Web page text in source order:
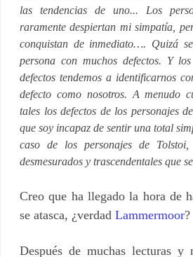
las tendencias de uno... Los
raramente despiertan mi simpatía,
conquistan de inmediato…. Quizá
persona con muchos defectos. Y
defectos tendemos a identificarnos
defecto como nosotros. A menudo
tales los defectos de los personajes
que soy incapaz de sentir una total
caso de los personajes de
desmesurados y trascendentales que
Creo que ha llegado la hora de
se atasca, ¿verdad Lammermoor?
Después de muchas lecturas y